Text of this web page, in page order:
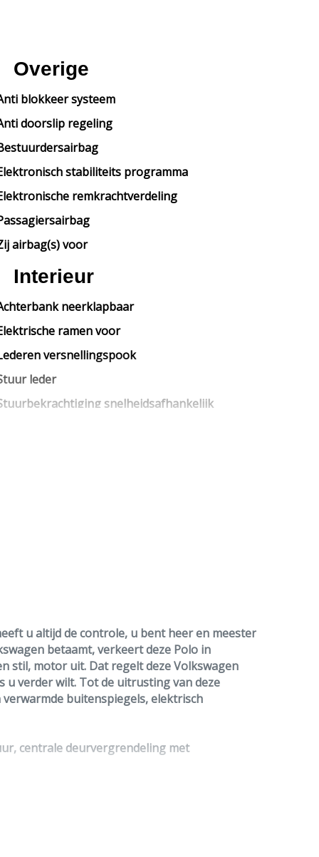
Overige
blokkeer systeem
doorslip regeling
stabiliteits programma
remkrachtverdeling
airbag(s) voor
Interieur
neerklapbaar
ramen voor
versnellingspook
leder
snelheidsafhankelijk
u altijd de controle, u bent heer en meester
betaamt, verkeert deze Polo in
stil, motor uit. Dat regelt deze Volkswagen
u verder wilt. Tot de uitrusting van deze
buitenspiegels, elektrisch
centrale deurvergrendeling met